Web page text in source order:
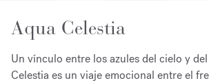
Aqua Celestia
Un vínculo entre los azules del cielo y
Celestia es un viaje emocional entre el